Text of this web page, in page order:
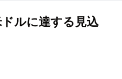
ルに達する見込